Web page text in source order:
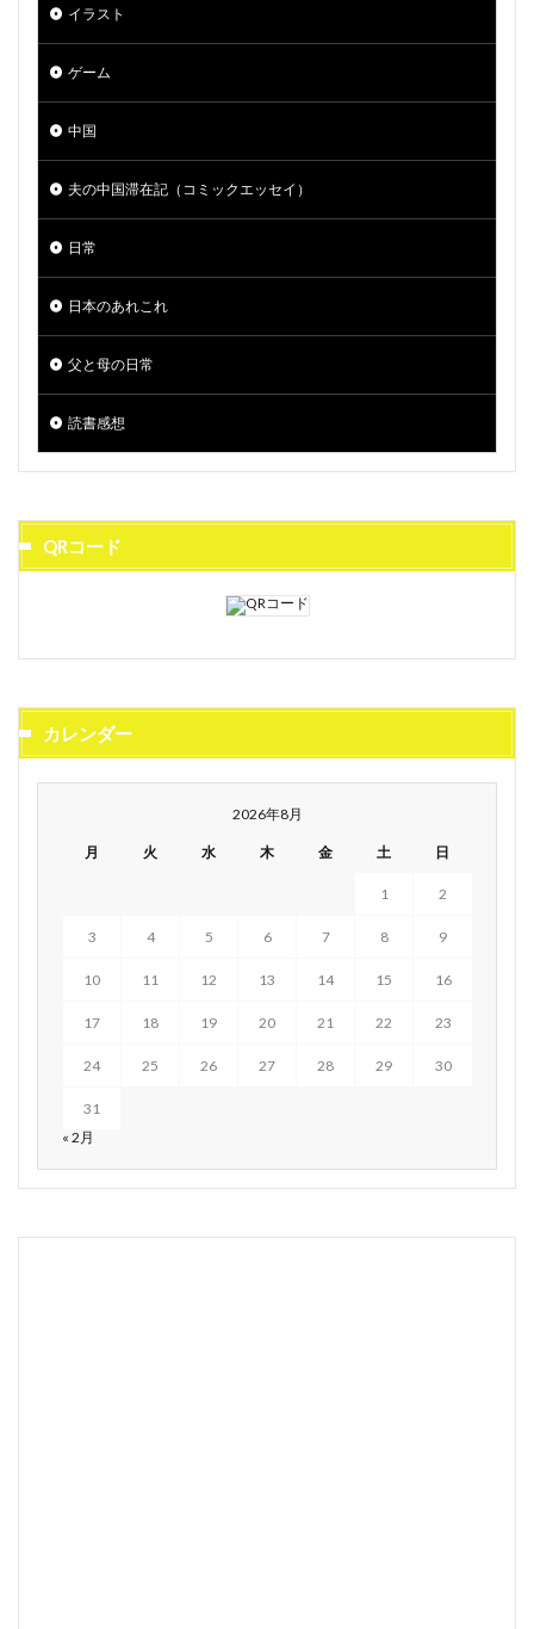
イラスト
ゲーム
中国
夫の中国滞在記（コミックエッセイ）
日常
日本のあれこれ
父と母の日常
読書感想
QRコード
カレンダー
2026年8月
月 火 水 木 金 土 日
1 2
3 4 5 6 7 8 9
10 11 12 13 14 15 16
17 18 19 20 21 22 23
24 25 26 27 28 29 30
31
« 2月